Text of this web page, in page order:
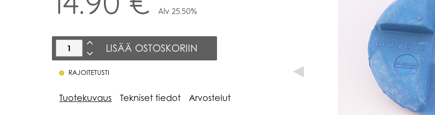
Alv 25.50%
LISÄÄ OSTOSKORIIN
RAJOITETUSTI
Tuotekuvaus Tekniset tiedot Arvostelut
◀